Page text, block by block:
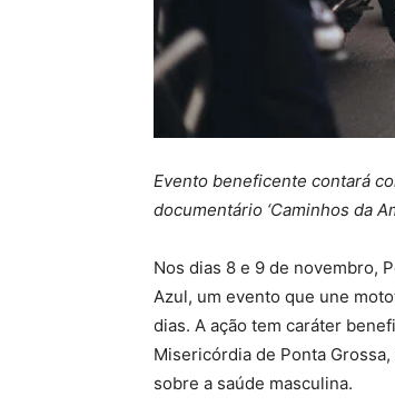
Evento beneficente contará
documentário ‘Caminhos da
Nos dias 8 e 9 de novembro,
Azul, um evento que une
dias. A ação tem caráter
Misericórdia de Ponta
sobre a saúde masculina.